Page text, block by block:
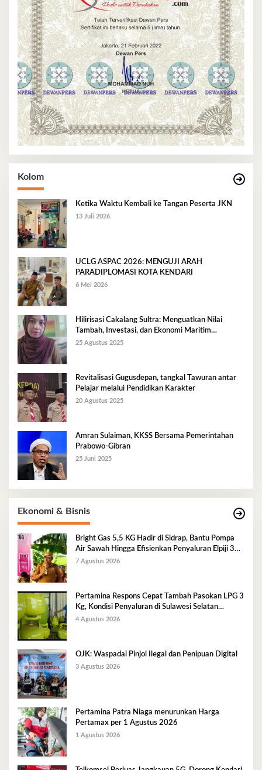
Kolom
Ketika Waktu Kembali ke Tangan Peserta JKN
13 Juli 2026
UCLG ASPAC 2026: MENGUJI ARAH
PARADIPLOMASI KOTA KENDARI
6 Mei 2026
Hilirisasi Cakalang Sultra: Menguatkan Nilai
Tambah, Investasi, dan Ekonomi Maritim
Berkelanjutan
25 Agustus 2025
Revitalisasi Gugusdepan, tangkal Tawuran antar
Pelajar melalui Pendidikan Karakter
20 Agustus 2025
Amran Sulaiman, KKSS Bersama Pemerintahan
Prabowo-Gibran
25 Juni 2025
Ekonomi & Bisnis
Bright Gas 5,5 KG Hadir di Sidrap, Bantu Pompa
Air Sawah Hingga Efisienkan Penyaluran Elpiji 3
Kg
7 Agustus 2026
Pertamina Respons Cepat Tambah Pasokan LPG 3
Kg, Kondisi Penyaluran di Sulawesi Selatan
Berlangsung Kondusif
4 Agustus 2026
OJK: Waspadai Pinjol Ilegal dan Penipuan Digital
3 Agustus 2026
Pertamina Patra Niaga menurunkan Harga
Pertamax per 1 Agustus 2026
1 Agustus 2026